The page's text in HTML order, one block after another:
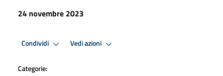
24 novembre 2023
Condividi Vedi azioni
Categorie: